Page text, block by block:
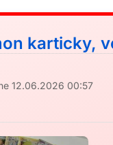
karticky,
12.06.2026 00:57